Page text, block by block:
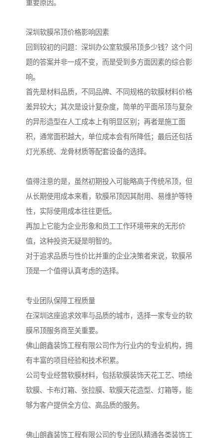
重要原因。
深圳软膜吊顶价格影响因素
回到较初的问题：深圳办公室软膜吊顶多少钱？这个问
题的答案并非一成不变，而是受到多方面因素的综合影
响。
首先是材料品质，不同品牌、不同规格的软膜材料价格
差异较大；其次是设计复杂度，简单的平面吊顶与复杂
的异形造型在人工成本上有明显区别；再者是施工面
积，通常面积越大，单位成本会有所降低；最后还包括
灯光系统、龙骨材质等配套设备的选择。
值得注意的是，虽然初期投入可能略高于传统吊顶，但
从长期使用成本来看，软膜吊顶因其耐用、易维护等特
性，实际使用成本往往更低。
再加上它能为企业形象和员工工作环境带来的无形价
值，这种投资无疑是明智的。
对于追求品质与性价比并重的企业决策者来说，软膜吊
顶是一个值得认真考虑的选择。
专业团队保障工程质量
在深圳这座追求效率与品质的城市，选择一家专业的软
膜吊顶服务商至关重要。
佛山朗鑫装饰工程有限公司作为行业内的专业机构，拥
有丰富的项目经验和技术积累。
公司专业经营软膜材料，包括软膜装饰天花工艺、喷绘
软膜、卡布灯箱、张拉膜、软膜天花造型、灯箱等，能
够为客户提供全方位、高品质的服务。
佛山朗鑫装饰工程有限公司的专业团队精通各类装饰工